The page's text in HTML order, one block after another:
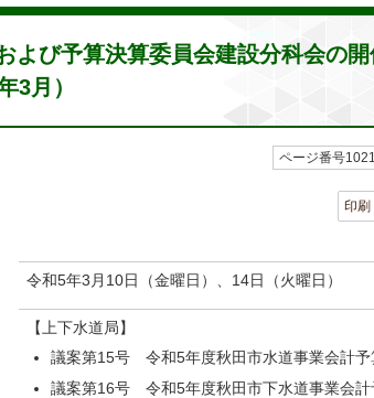
よび予算決算委員会建設分科会の
3月）
ページ番号
印刷
令和5年3月10日（金曜日）、14日（火曜日）
【上下水道局】
議案第15号 令和5年度秋田市水道事業会計予
議案第16号 令和5年度秋田市下水道事業会計